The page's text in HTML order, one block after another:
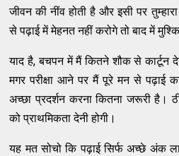
जीवन की नींव होती है और इसी पर
से पढ़ाई में मेहनत नहीं करोगे तो बाद में
याद है, बचपन में मैं कितने शौक से कार्टून
मगर परीक्षा आने पर मैं पूरे मन से पढ़ाई
अच्छा प्रदर्शन करना कितना जरूरी है।
को प्राथमिकता देनी होगी।
यह मत सोचो कि पढ़ाई सिर्फ अच्छे अंक